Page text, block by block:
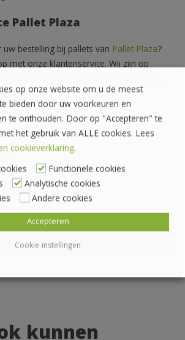
Pallet Plaza
bestelling bij pallets van Pallet Plaza?
met onze klantenservice. Wij zijn op
chat.
B.V.
INGB 0007070888
op onze website om u de meest
bieden door uw voorkeuren en
te onthouden. Door op "Accepteren" te
het gebruik van ALLE cookies. Lees
cookieverklaring.
Functionele cookies
Analytische cookies
Andere cookies
Cookie instellingen
Accepteren